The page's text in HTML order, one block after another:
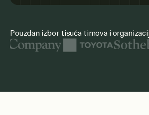
Pouzdan izbor tisuća timova i